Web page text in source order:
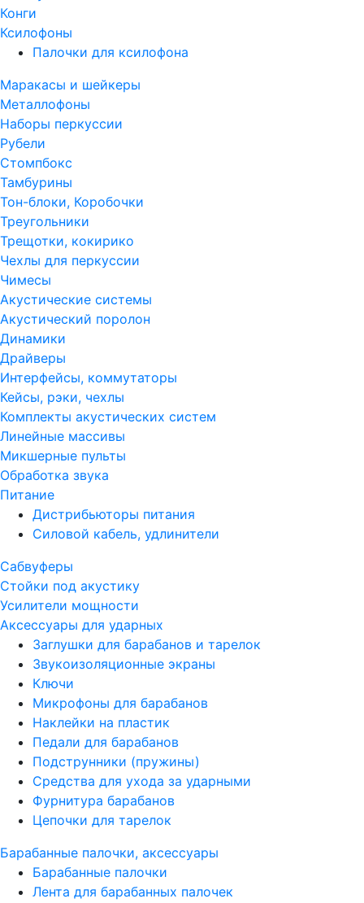
Конги
Ксилофоны
Палочки для ксилофона
Маракасы и шейкеры
Металлофоны
Наборы перкуссии
Рубели
Стомпбокс
Тамбурины
Тон-блоки, Коробочки
Треугольники
Трещотки, кокирико
Чехлы для перкуссии
Чимесы
Акустические системы
Акустический поролон
Динамики
Драйверы
Интерфейсы, коммутаторы
Кейсы, рэки, чехлы
Комплекты акустических систем
Линейные массивы
Микшерные пульты
Обработка звука
Питание
Дистрибьюторы питания
Силовой кабель, удлинители
Сабвуферы
Стойки под акустику
Усилители мощности
Аксессуары для ударных
Заглушки для барабанов и тарелок
Звукоизоляционные экраны
Ключи
Микрофоны для барабанов
Наклейки на пластик
Педали для барабанов
Подструнники (пружины)
Средства для ухода за ударными
Фурнитура барабанов
Цепочки для тарелок
Барабанные палочки, аксессуары
Барабанные палочки
Лента для барабанных палочек